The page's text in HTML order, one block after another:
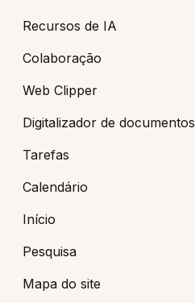
Recursos de IA
Colaboração
Web Clipper
Digitalizador de documentos
Tarefas
Calendário
Início
Pesquisa
Mapa do site